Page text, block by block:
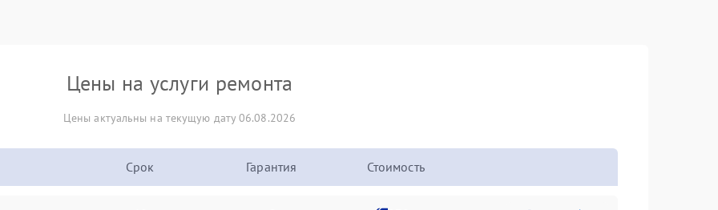
Цены на услуги ремонта
Цены актуальны на текущую дату 06.08.2026
Срок Гарантия Стоимость